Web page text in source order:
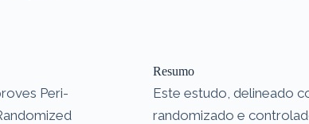
Peri-
Resumo
Este estudo, delineado
randomizado e